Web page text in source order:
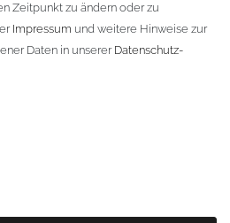
Zeitpunkt zu ändern oder zu
Impressum und weitere Hinweise zur
Daten in unserer Daten­schutz­